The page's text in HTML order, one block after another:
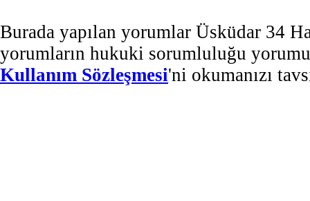
Burada yapılan yorumlar Üsküdar 34
yorumların hukuki sorumluluğu
Kullanım Sözleşmesi'ni okumanızı